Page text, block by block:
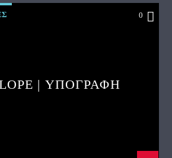
0
| ΥΠΟΓΡΑΦΗ